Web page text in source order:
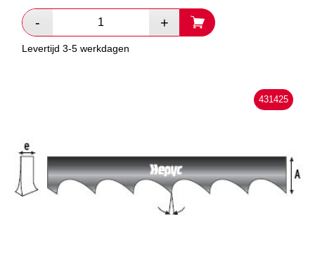
Levertijd 3-5 werkdagen
431425